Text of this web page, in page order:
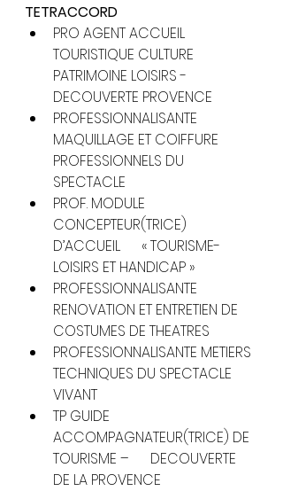
TETRACCORD
PRO AGENT ACCUEIL
TOURISTIQUE CULTURE
PATRIMOINE LOISIRS -
DECOUVERTE PROVENCE
PROFESSIONNALISANTE
MAQUILLAGE ET COIFFURE
PROFESSIONNELS DU
SPECTACLE
PROF. MODULE
CONCEPTEUR(TRICE)
D’ACCUEIL      « TOURISME-
LOISIRS ET HANDICAP »
PROFESSIONNALISANTE
RENOVATION ET ENTRETIEN DE
COSTUMES DE THEATRES
PROFESSIONNALISANTE METIERS
TECHNIQUES DU SPECTACLE
VIVANT
TP GUIDE
ACCOMPAGNATEUR(TRICE) DE
TOURISME –      DECOUVERTE
DE LA PROVENCE